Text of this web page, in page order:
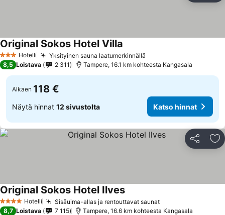
3 Tähtiluokitus
Hotelli Yksityinen sauna laatumerkinnällä
Original Sokos Hotel Villa
8,5 Loistava 2 311 Tampere, 16.1 km kohteesta Kangasala
Alkaen 118 €
Näytä hinnat 12 sivustolta Katso hinnat
Jaa
4 Tähtiluokitus
Hotelli Sisäuima-allas ja rentouttavat saunatKatso hinnat
Original Sokos Hotel IlvesKatso hinnat
8,7 Loistava 7 115 Tampere, 16.6 km kohteesta Kangasala